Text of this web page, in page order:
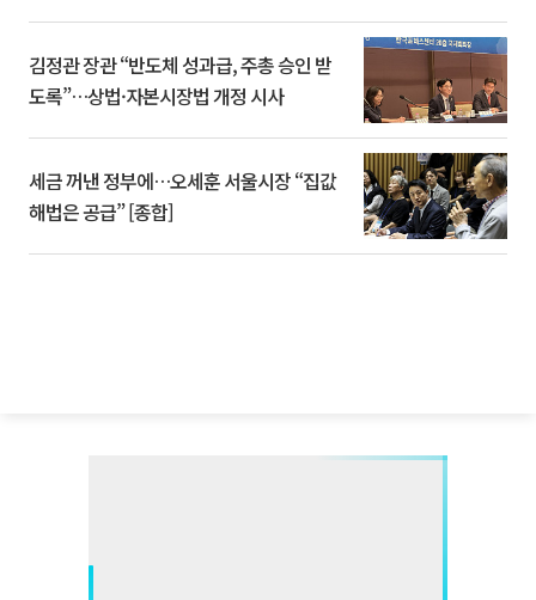
김정관 장관 “반도체 성과급, 주총 승인 받
도록”…상법·자본시장법 개정 시사
세금 꺼낸 정부에…오세훈 서울시장 “집값
해법은 공급” [종합]